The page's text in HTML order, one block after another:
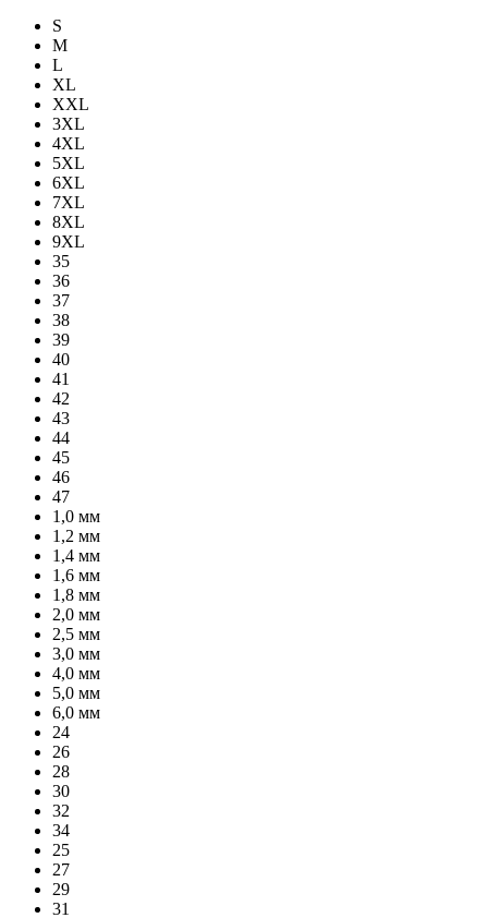
S
M
L
XL
XXL
3XL
4XL
5XL
6XL
7XL
8XL
9XL
35
36
37
38
39
40
41
42
43
44
45
46
47
1,0 мм
1,2 мм
1,4 мм
1,6 мм
1,8 мм
2,0 мм
2,5 мм
3,0 мм
4,0 мм
5,0 мм
6,0 мм
24
26
28
30
32
34
25
27
29
31